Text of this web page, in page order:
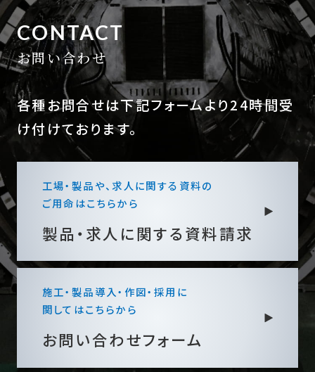
CONTACT
お問い合わせ
各種お問合せは下記フォームより24時間受
け付けております。
工場・製品や、求人に関する資料の
ご用命はこちらから
製品・求人に関する資料請求
施工・製品導入・作図・採用に
関してはこちらから
お問い合わせフォーム